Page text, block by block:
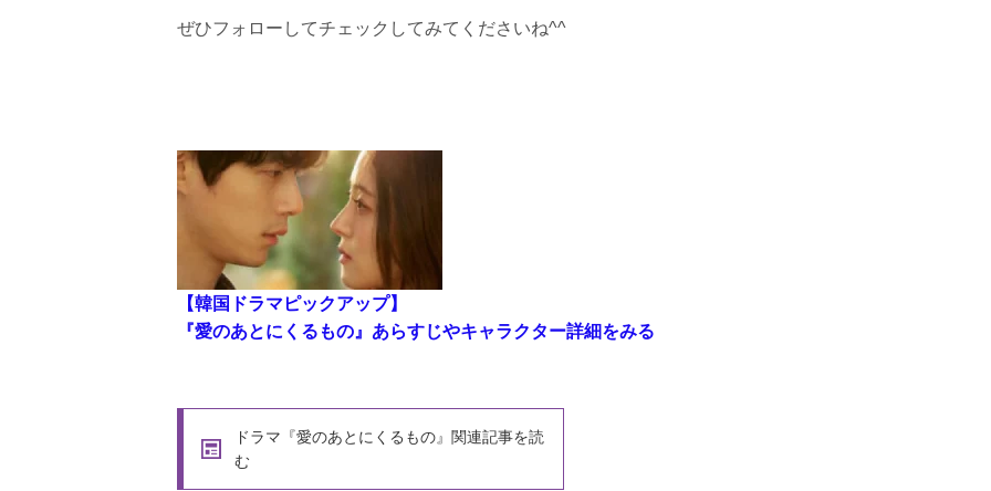
ぜひフォローしてチェックしてみてくださいね^^
【韓国ドラマピックアップ】
『愛のあとにくるもの』あらすじやキャラクター詳細をみる
ドラマ『愛のあとにくるもの』関連記事を読
む